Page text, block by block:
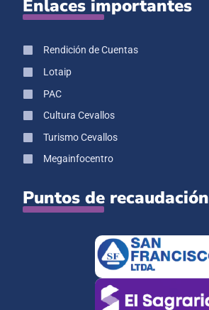
Enlaces importantes
Rendición de Cuentas
Lotaip
PAC
Cultura Cevallos
Turismo Cevallos
Megainfocentro
Puntos de recaudación